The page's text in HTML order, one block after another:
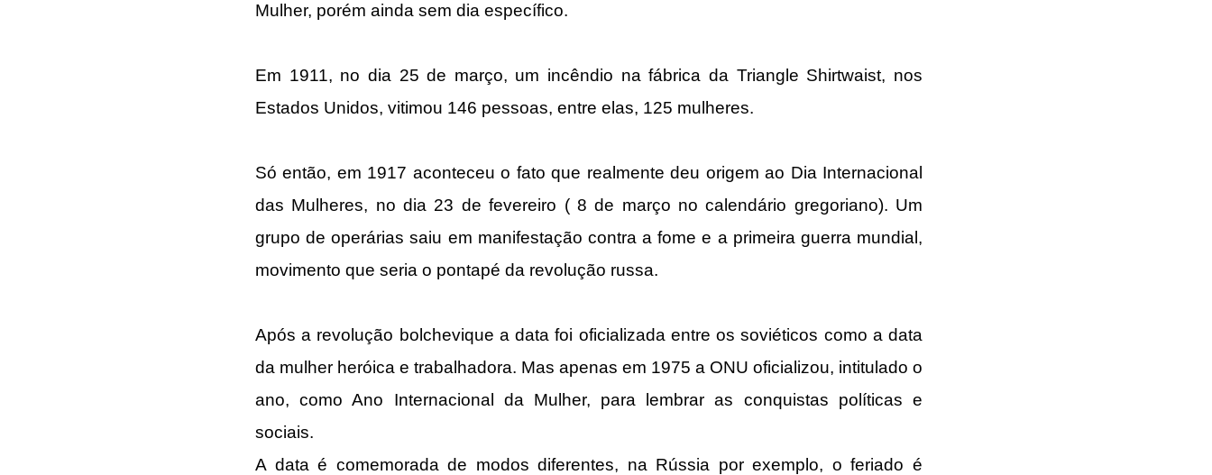
Mulher, porém ainda sem dia específico.
Em 1911, no dia 25 de março, um incêndio na fábrica da Triangle Shirtwaist, nos
Estados Unidos, vitimou 146 pessoas, entre elas, 125 mulheres.
Só então, em 1917 aconteceu o fato que realmente deu origem ao Dia Internacional
das Mulheres, no dia 23 de fevereiro ( 8 de março no calendário gregoriano). Um
grupo de operárias saiu em manifestação contra a fome e a primeira guerra mundial,
movimento que seria o pontapé da revolução russa.
Após a revolução bolchevique a data foi oficializada entre os soviéticos como a data
da mulher heróica e trabalhadora. Mas apenas em 1975 a ONU oficializou, intitulado o
ano, como Ano Internacional da Mulher, para lembrar as conquistas políticas e
sociais.
A data é comemorada de modos diferentes, na Rússia por exemplo, o feriado é